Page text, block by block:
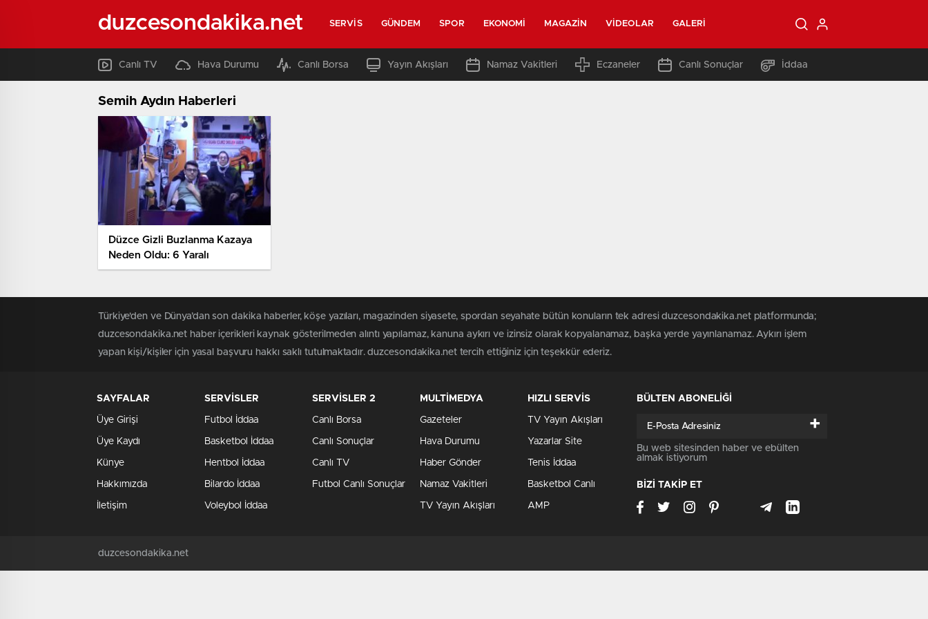
duzcesondakika.net SERVIS GÜNDEM SPOR EKONOMI MAGAZIN VIDEOLAR GALERI
Canlı TV Hava Durumu Canlı Borsa Yayın Akışları Namaz Vakitleri Eczaneler Canlı Sonuçlar İddaa
Semih Aydın Haberleri
Düzce Gizli Buzlanma Kazaya
Neden Oldu: 6 Yaralı
Türkiye'den ve Dünya’dan son dakika haberler, köşe yazıları, magazinden siyasete, spordan seyahate bütün konuların tek adresi duzcesondakika.net platformunda;
duzcesondakika.net haber içerikleri kaynak gösterilmeden alıntı yapılamaz, kanuna aykırı ve izinsiz olarak kopyalanamaz, başka yerde yayınlanamaz. Aykırı işlem
yapan kişi/kişiler için yasal başvuru hakkı saklı tutulmaktadır. duzcesondakika.net tercih ettiğiniz için teşekkür ederiz.
SAYFALAR
Üye Girişi
Üye Kaydı
Künye
Hakkımızda
İletişim
SERVİSLER
Futbol İddaa
Basketbol İddaa
Hentbol İddaa
Bilardo İddaa
Voleybol İddaa
SERVİSLER 2
Canlı Borsa
Canlı Sonuçlar
Canlı TV
Futbol Canlı Sonuçlar
MULTİMEDYA
Gazeteler
Hava Durumu
Haber Gönder
Namaz Vakitleri
TV Yayın Akışları
HIZLI SERVİS
TV Yayın Akışları
Yazarlar Site
Tenis İddaa
Basketbol Canlı
AMP
BÜLTEN ABONELİĞİ
+
Bu web sitesinden haber ve ebülten
almak istiyorum
BİZİ TAKİP ET
duzcesondakika.net